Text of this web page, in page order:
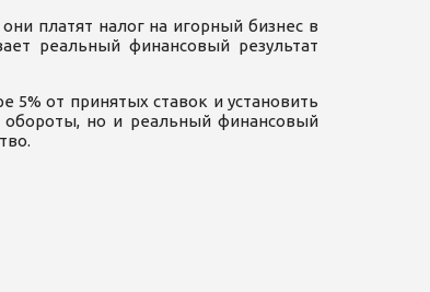
платят налог на игорный бизнес в
реальный финансовый результат
5% от принятых ставок и установить
обороты, но и реальный финансовый